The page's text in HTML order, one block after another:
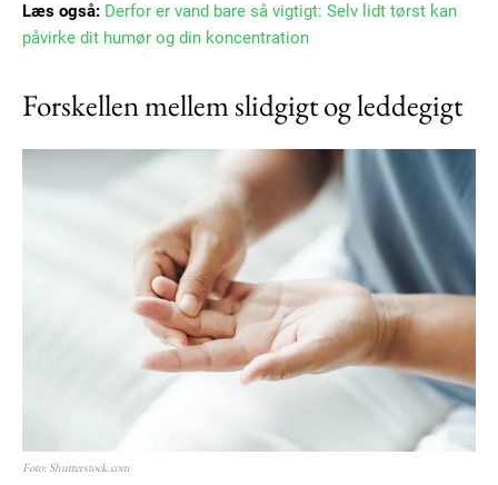
Læs også: Derfor er vand bare så vigtigt: Selv lidt tørst kan
påvirke dit humør og din koncentration
Forskellen mellem slidgigt og leddegigt
Foto: Shutterstock.com